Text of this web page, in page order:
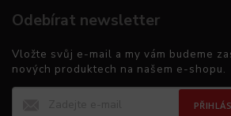
Odebírat newsletter
Vložte svůj e-mail a my vám budeme
nových produktech na našem e-shopu.